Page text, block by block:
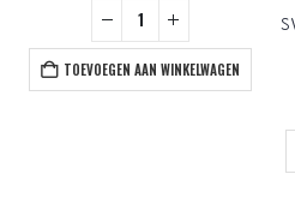
TOEVOEGEN AAN WINKELWAGEN